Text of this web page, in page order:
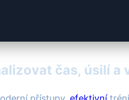
čas, úsilí a